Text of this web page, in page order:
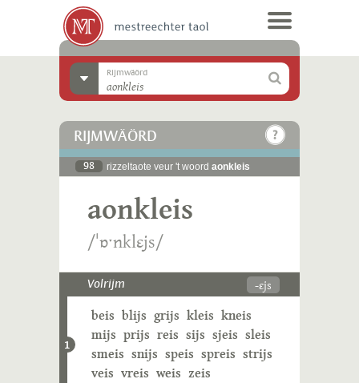
Rijmwäörd
RIJMWÄÖRD
98 rizzeltaote veur 't woord aonkleis
aonkleis
/ˈɒˑnklɛjs/
Volrijm -ɛjs
1
beis blijs grijs kleis kneis
mijs prijs reis sijs sjeis sleis
smeis snijs speis spreis strijs
veis vreis weis zeis